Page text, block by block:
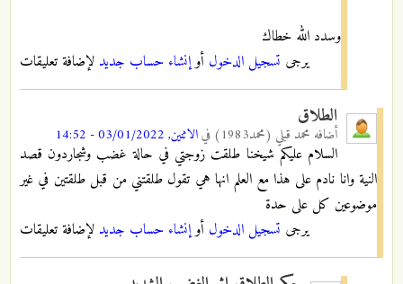
وسدد الله خطاك
يرجى تسجيل الدخول أوإنشاء حساب جديد لإضافة تعليقات
الطلاق
أضافه محمد قبلي (محمد1983) فيالاثنين, 03/01/2022 - 14:52
السلام عليكم شيخنا طلقت زوجتي في حالة غضب وشجاردون قصد
النية وانا نادم على هذا مع العلم انها هي تقول طلقتني من قبل طلقتين في غير
موضوعين كل على حدة
يرجى تسجيل الدخول أوإنشاء حساب جديد لإضافة تعليقات